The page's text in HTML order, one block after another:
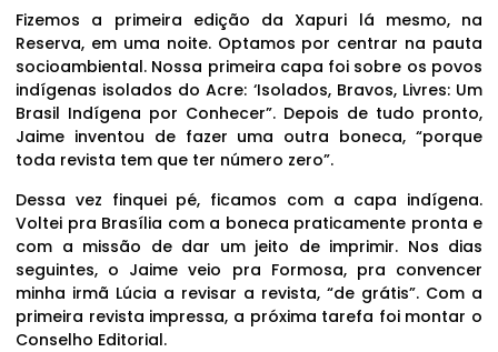
Fizemos a primeira edição da Xapuri lá mesmo, na
Reserva, em uma noite. Optamos por centrar na pauta
socioambiental. Nossa primeira capa foi sobre os povos
indígenas isolados do Acre: ‘Isolados, Bravos, Livres: Um
Brasil Indígena por Conhecer”. Depois de tudo pronto,
Jaime inventou de fazer uma outra boneca, “porque
toda revista tem que ter número zero”.
Dessa vez finquei pé, ficamos com a capa indígena.
Voltei pra Brasília com a boneca praticamente pronta e
com a missão de dar um jeito de imprimir. Nos dias
seguintes, o Jaime veio pra Formosa, pra convencer
minha irmã Lúcia a revisar a revista, “de grátis”. Com a
primeira revista impressa, a próxima tarefa foi montar o
Conselho Editorial.